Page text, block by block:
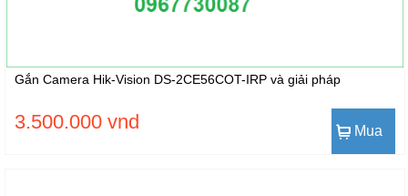
Gắn Camera Hik-Vision DS-2CE56COT-IRP và giải pháp
3.500.000 vnd Mua